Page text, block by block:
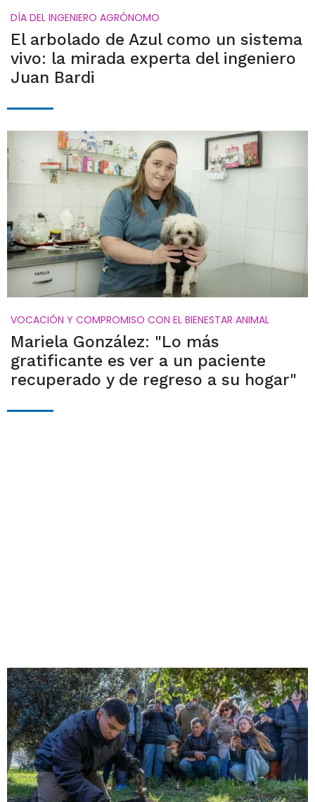
DÍA DEL INGENIERO AGRÓNOMO
El arbolado de Azul como un sistema
vivo: la mirada experta del ingeniero
Juan Bardi
VOCACIÓN Y COMPROMISO CON EL BIENESTAR ANIMAL
Mariela González: "Lo más
gratificante es ver a un paciente
recuperado y de regreso a su hogar"